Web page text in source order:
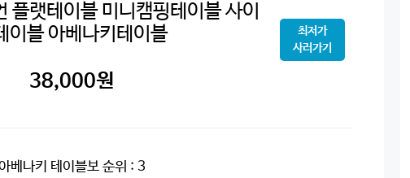
플랫테이블 미니캠핑테이블 사이
이블 아베나키테이블
38,000원
최저가
사러가기
베나키 테이블보순위 : 3